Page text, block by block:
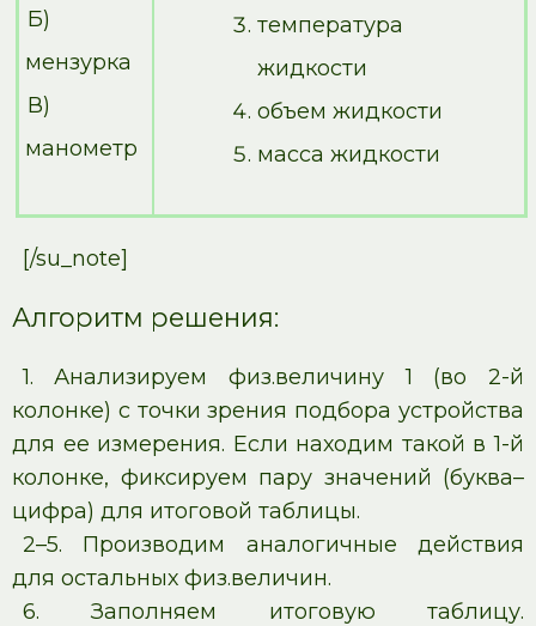
Б)
мензурка
В)
манометр
температура
жидкости
объем жидкости
масса жидкости
[/su_note]
Алгоритм решения:
1. Анализируем физ.величину 1 (во 2-й
колонке) с точки зрения подбора устройства
для ее измерения. Если находим такой в 1-й
колонке, фиксируем пару значений (буква–
цифра) для итоговой таблицы.
2–5. Производим аналогичные действия
для остальных физ.величин.
6. Заполняем итоговую таблицу.